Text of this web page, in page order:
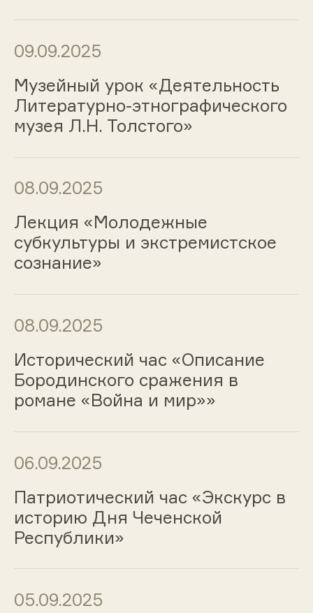
09.09.2025
Музейный урок «Деятельность
Литературно-этнографического
музея Л.Н. Толстого»
08.09.2025
Лекция «Молодежные
субкультуры и экстремистское
сознание»
08.09.2025
Исторический час «Описание
Бородинского сражения в
романе «Война и мир»»
06.09.2025
Патриотический час «Экскурс в
историю Дня Чеченской
Республики»
05.09.2025